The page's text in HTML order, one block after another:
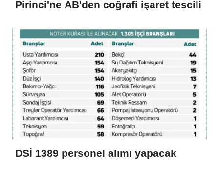
Pirinci'ne AB'den coğrafi işaret tescili
DSİ 1389 personel alımı yapacak